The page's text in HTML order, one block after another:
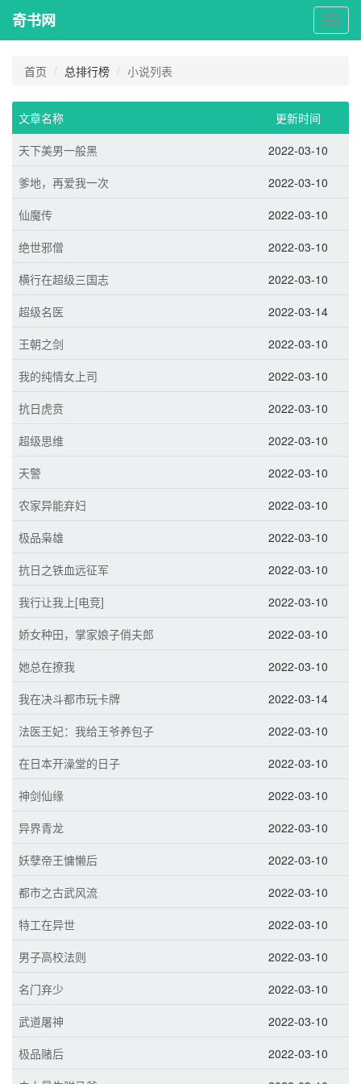
奇
书
奇书网
首页 总排行榜 小说列表
文章名称
更新时间
天下美男一般黑
2022-03-10
爹地，再爱我一次
2022-03-10
仙魔传
2022-03-10
绝世邪僧
2022-03-10
横行在超级三国志
2022-03-10
超级名医
2022-03-14
王朝之剑
2022-03-10
我的纯情女上司
2022-03-10
抗日虎贲
2022-03-10
超级思维
2022-03-10
天警
2022-03-10
农家异能弃妇
2022-03-10
极品枭雄
2022-03-10
抗日之铁血远征军
2022-03-10
我行让我上[电竞]
2022-03-10
娇女种田，掌家娘子俏夫郎
2022-03-10
她总在撩我
2022-03-10
我在决斗都市玩卡牌
2022-03-14
法医王妃：我给王爷养包子
2022-03-10
在日本开澡堂的日子
2022-03-10
神剑仙缘
2022-03-10
异界青龙
2022-03-10
妖孽帝王慵懒后
2022-03-10
都市之古武风流
2022-03-10
特工在异世
2022-03-10
男子高校法则
2022-03-10
名门弃少
2022-03-10
武道屠神
2022-03-10
极品赌后
2022-03-10